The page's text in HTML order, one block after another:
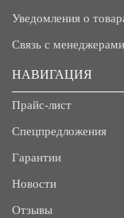
Уведомления о
Связь с менеджерами
НАВИГАЦИЯ
Прайс-лист
Спецпредложения
Гарантии
Новости
Отзывы